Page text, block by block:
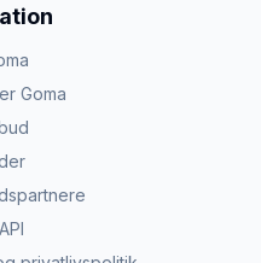
Goma